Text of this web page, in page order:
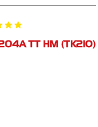
TT HM (NỘI ĐỊA)